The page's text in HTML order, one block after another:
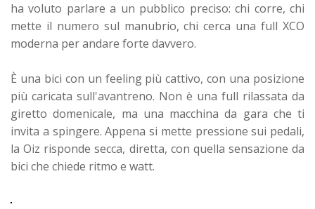
ha voluto parlare a un pubblico preciso: chi corre, chi
mette il numero sul manubrio, chi cerca una full XCO
moderna per andare forte davvero.
È una bici con un feeling più cattivo, con una posizione
più caricata sull'avantreno. Non è una full rilassata da
giretto domenicale, ma una macchina da gara che ti
invita a spingere. Appena si mette pressione sui pedali,
la Oiz risponde secca, diretta, con quella sensazione da
bici che chiede ritmo e watt.